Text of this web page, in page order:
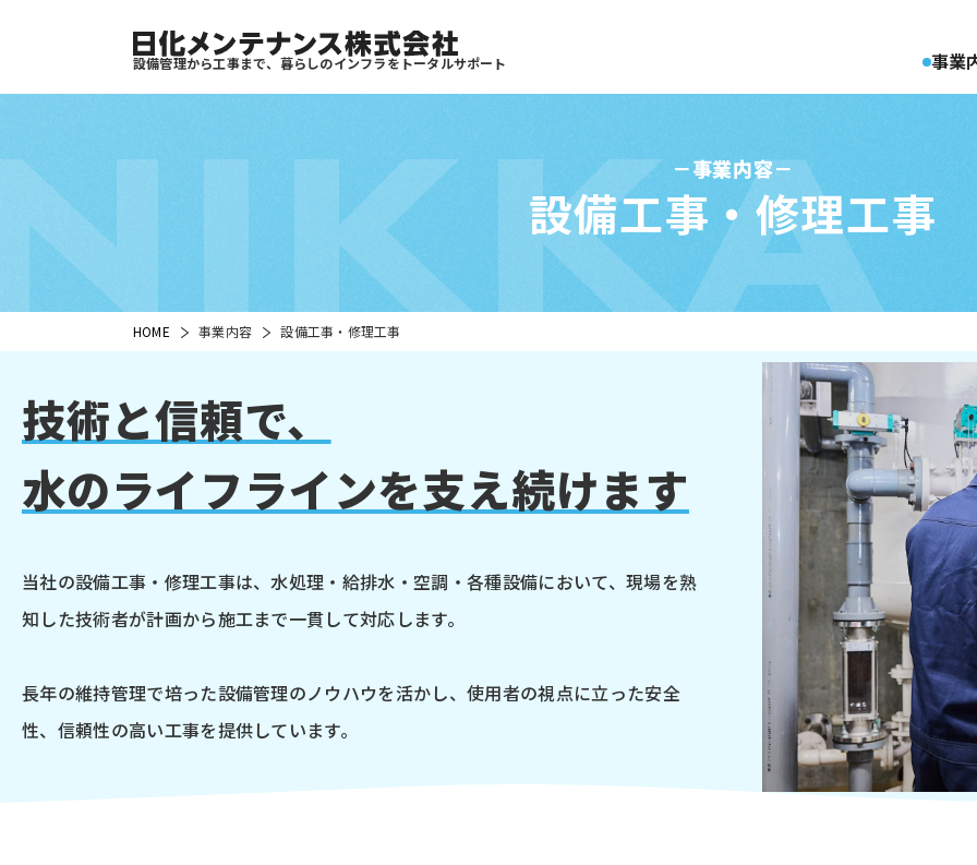
設備管理から工事まで、暮らしのインフラをトータルサポート 事業
事業内容
設備工事・修理工事
HOME 事業内容 設備工事・修理工事
技術と信頼で、
水のライフラインを支え続けます
当社の設備工事・修理工事は、水処理・給排水・空調・各種設備において、現場を熟
知した技術者が計画から施工まで一貫して対応します。
長年の維持管理で培った設備管理のノウハウを活かし、使用者の視点に立った安全
性、信頼性の高い工事を提供しています。